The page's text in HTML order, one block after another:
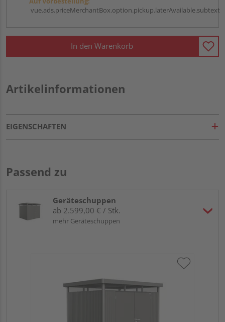
vue.ads.priceMerchantBox.option.pickup.laterAvailable.subtext
In den Warenkorb
Artikelinformationen
EIGENSCHAFTEN
Passend zu
Geräteschuppen
ab 2.599,00 € / Stk.
mehr Geräteschuppen